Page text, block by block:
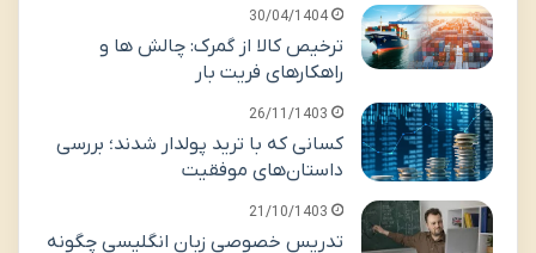
30/04/1404
ترخیص کالا از گمرک: چالش ها و
راهکارهای فریت بار
26/11/1403
کسانی که با ترید پولدار شدند؛ بررسی
داستان‌های موفقیت
21/10/1403
تدریس خصوصی زبان انگلیسی چگونه